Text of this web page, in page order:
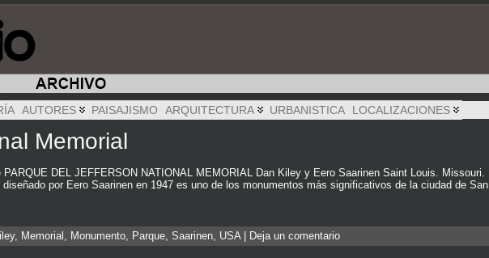
AUTORES PAISAJISMO ARQUITECTURA URBANISTICA LOCALIZACIONES
Memorial
DEL JEFFERSON NATIONAL MEMORIAL Dan Kiley y Eero Saarinen Saint Louis. Missouri.
por Eero Saarinen en 1947 es uno de los monumentos más significativos de la ciudad de San
, Memorial Monumento Parque Saarinen USA | Deja un comentario